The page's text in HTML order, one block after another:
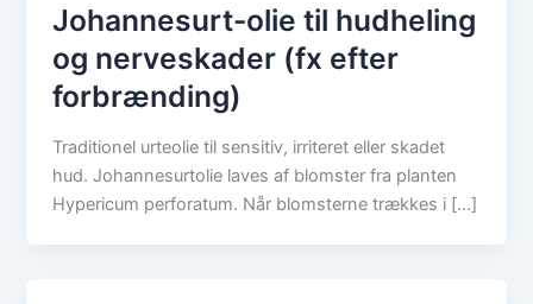
Johannesurt-olie til hudheling
og nerveskader (fx efter
forbrænding)
Traditionel urteolie til sensitiv, irriteret eller skadet
hud. Johannesurtolie laves af blomster fra planten
Hypericum perforatum. Når blomsterne trækkes i […]